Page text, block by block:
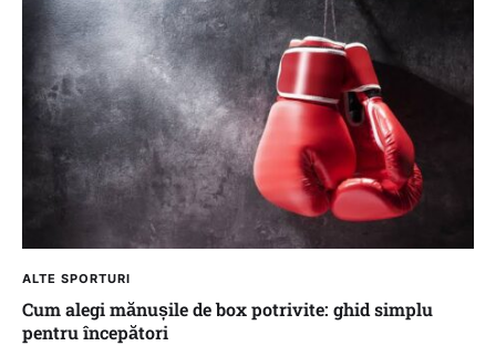
ALTE SPORTURI
Cum alegi mănușile de box potrivite: ghid simplu
pentru începători